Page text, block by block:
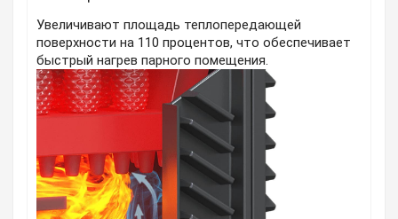
Увеличивают площадь теплопередающей
поверхности на 110 процентов, что обеспечивает
быстрый нагрев парного помещения.